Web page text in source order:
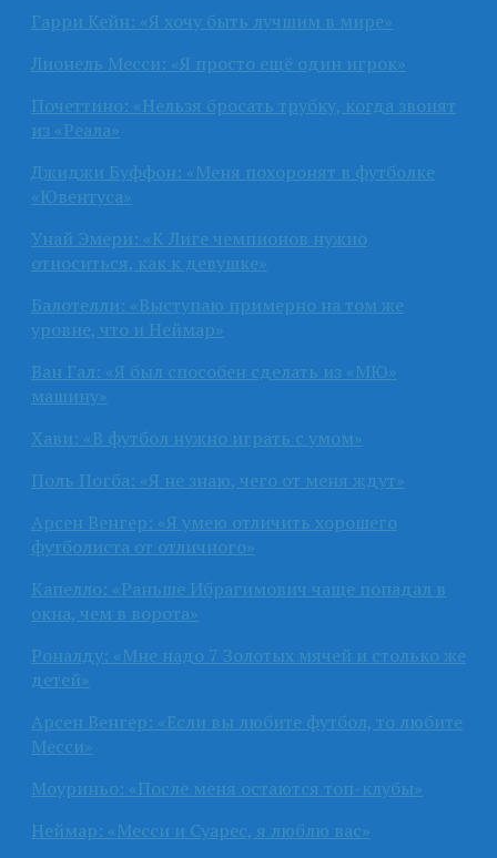
Гарри Кейн: «Я хочу быть лучшим в мире»
Лионель Месси: «Я просто ещё один игрок»
Почеттино: «Нельзя бросать трубку, когда звонят
из «Реала»
Джиджи Буффон: «Меня похоронят в футболке
«Ювентуса»
Унай Эмери: «К Лиге чемпионов нужно
относиться, как к девушке»
Балотелли: «Выступаю примерно на том же
уровне, что и Неймар»
Ван Гал: «Я был способен сделать из «МЮ»
машину»
Хави: «В футбол нужно играть с умом»
Поль Погба: «Я не знаю, чего от меня ждут»
Арсен Венгер: «Я умею отличить хорошего
футболиста от отличного»
Капелло: «Раньше Ибрагимович чаще попадал в
окна, чем в ворота»
Роналду: «Мне надо 7 Золотых мячей и столько же
детей»
Арсен Венгер: «Если вы любите футбол, то любите
Месси»
Моуриньо: «После меня остаются топ-клубы»
Неймар: «Месси и Суарес, я люблю вас»